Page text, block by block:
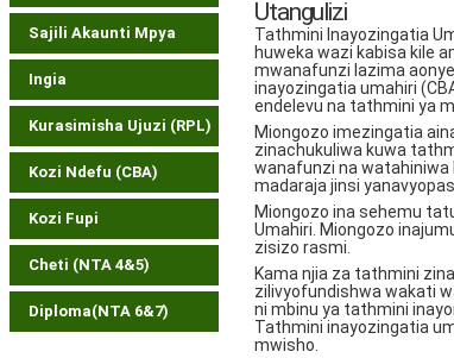
Sajili Akaunti Mpya
Ingia
Kurasimisha Ujuzi (RPL)
Kozi Ndefu (CBA)
Kozi Fupi
Cheti (NTA 4&5)
Diploma(NTA 6&7)
Utangulizi
Tathmini Inayozingatia
huweka wazi kabisa kile
mwanafunzi lazima
inayozingatia umahiri
endelevu na tathmini ya
Miongozo imezingatia
zinachukuliwa kuwa
wanafunzi na watahiniwa
madaraja jinsi
Miongozo ina sehemu
Umahiri. Miongozo
zisizo rasmi.
Kama njia za tathmini
zilivyofundishwa wakati
ni mbinu ya tathmini
Tathmini inayozingatia
mwisho.